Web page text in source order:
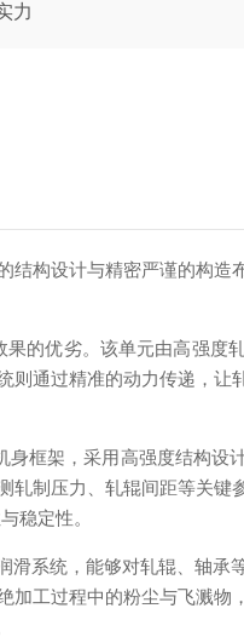
力
设计与精密严谨的构造
优劣。该单元由高强度
通过精准的动力传递，
架，采用高强度结构设
制压力、轧辊间距等关
稳定性。
系统，能够对轧辊、轴承
工过程中的粉尘与飞溅